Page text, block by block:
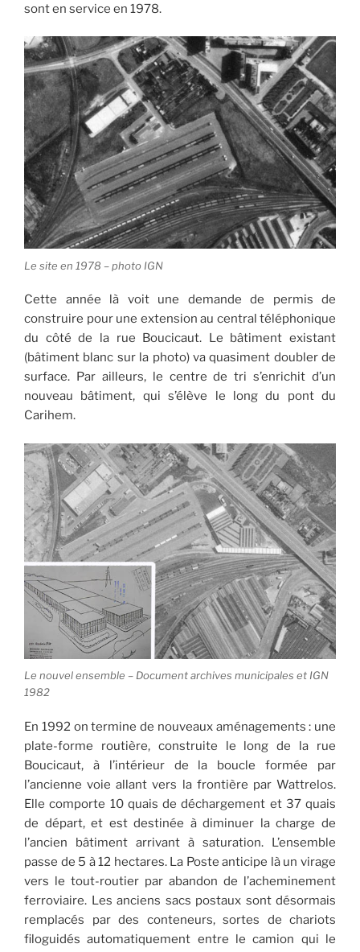
sont en service en 1978.
Le site en 1978 – photo IGN
Cette année là voit une demande de permis de
construire pour une extension au central téléphonique
du côté de la rue Boucicaut. Le bâtiment existant
(bâtiment blanc sur la photo) va quasiment doubler de
surface. Par ailleurs, le centre de tri s’enrichit d’un
nouveau bâtiment, qui s’élève le long du pont du
Carihem.
Le nouvel ensemble – Document archives municipales et IGN
1982
En 1992 on termine de nouveaux aménagements : une
plate-forme routière, construite le long de la rue
Boucicaut, à l’intérieur de la boucle formée par
l’ancienne voie allant vers la frontière par Wattrelos.
Elle comporte 10 quais de déchargement et 37 quais
de départ, et est destinée à diminuer la charge de
l’ancien bâtiment arrivant à saturation. L’ensemble
passe de 5 à 12 hectares. La Poste anticipe là un virage
vers le tout-routier par abandon de l’acheminement
ferroviaire. Les anciens sacs postaux sont désormais
remplacés par des conteneurs, sortes de chariots
filoguidés automatiquement entre le camion qui le